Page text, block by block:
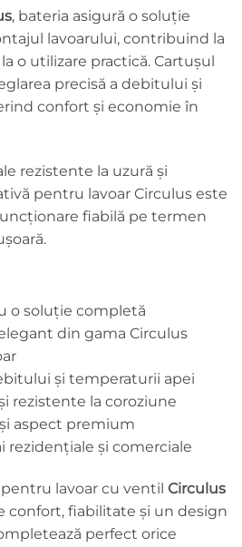
, bateria asigură o soluție
lavoarului, contribuind la
o utilizare practică. Cartușul
precisă a debitului și
confort și economie în
rezistente la uzură și
pentru lavoar Circulus este
fiabilă pe termen
o soluție completă
din gama Circulus
și temperaturii apei
rezistente la coroziune
aspect premium
rezidențiale și comerciale
lavoar cu ventil Circulus
confort, fiabilitate și un design
perfect orice